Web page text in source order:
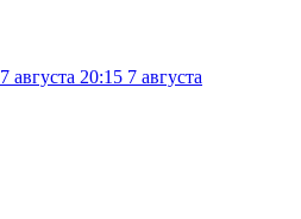
7 августа 20:15 7 августа